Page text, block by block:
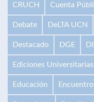
CRUCH Cuenta
Debate DeLTA UCN
Destacado DGE
Ediciones
Educación